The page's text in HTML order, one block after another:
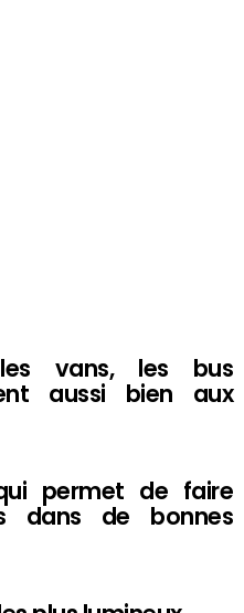
vans, les bus
aussi bien aux
permet de faire
dans de bonnes